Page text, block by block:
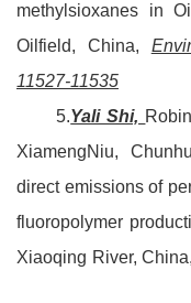
methylsioxanes in
Oilfield, China,
11527-11535
5.Yali Shi,
XiamengNiu,
direct emissions of
fluoropolymer
Xiaoqing River,